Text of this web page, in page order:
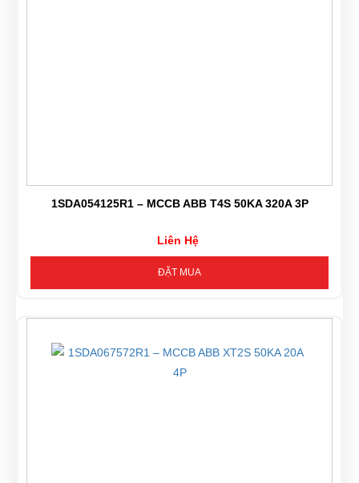
1SDA054125R1 – MCCB ABB T4S 50KA 320A 3P
Liên Hệ
ĐẶT MUA